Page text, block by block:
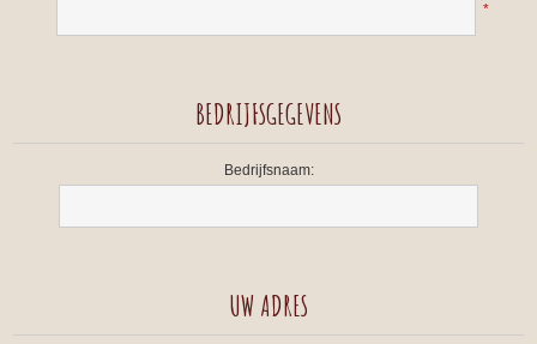
*
BEDRIJFSGEGEVENS
Bedrijfsnaam:
UW ADRES